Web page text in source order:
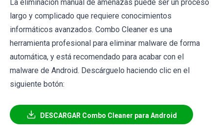
La eliminación manual de amenazas puede ser un proceso
largo y complicado que requiere conocimientos
informáticos avanzados. Combo Cleaner es una
herramienta profesional para eliminar malware de forma
automática, y está recomendado para acabar con el
malware de Android. Descárguelo haciendo clic en el
siguiente botón:
DESCARGAR Combo Cleaner para Android